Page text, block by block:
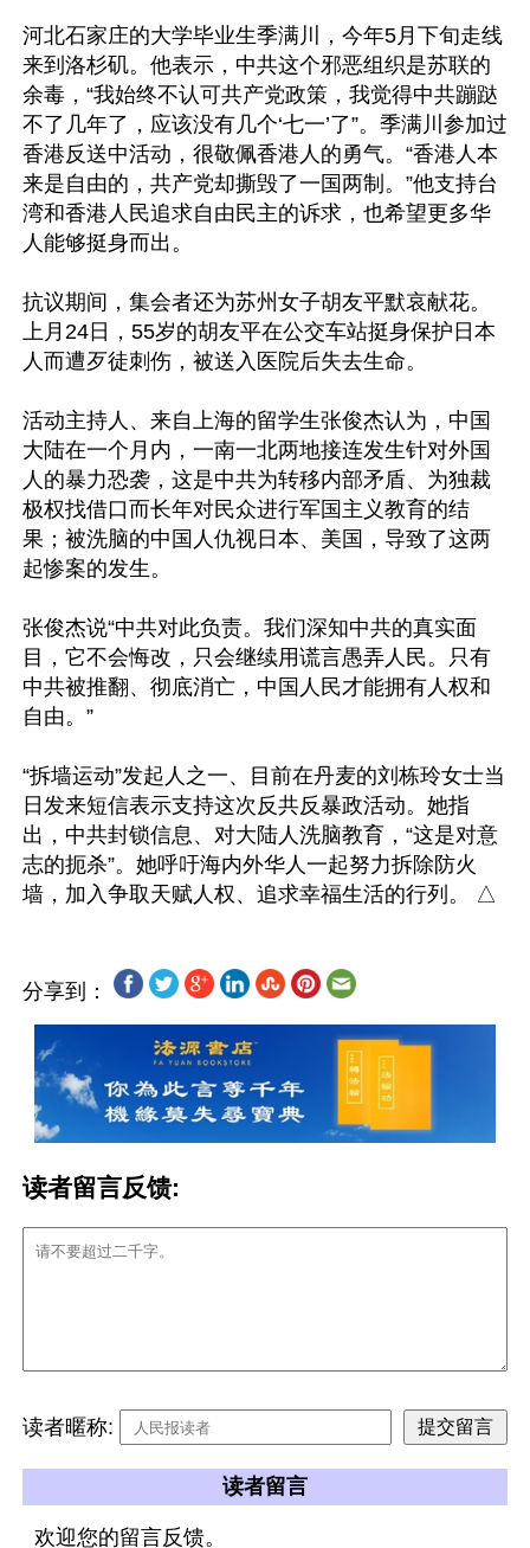
河北石家庄的大学毕业生季满川，今年5月下旬走线
来到洛杉矶。他表示，中共这个邪恶组织是苏联的
余毒，“我始终不认可共产党政策，我觉得中共蹦跶
不了几年了，应该没有几个‘七一’了”。季满川参加过
香港反送中活动，很敬佩香港人的勇气。“香港人本
来是自由的，共产党却撕毁了一国两制。”他支持台
湾和香港人民追求自由民主的诉求，也希望更多华
人能够挺身而出。
抗议期间，集会者还为苏州女子胡友平默哀献花。
上月24日，55岁的胡友平在公交车站挺身保护日本
人而遭歹徒刺伤，被送入医院后失去生命。
活动主持人、来自上海的留学生张俊杰认为，中国
大陆在一个月内，一南一北两地接连发生针对外国
人的暴力恐袭，这是中共为转移内部矛盾、为独裁
极权找借口而长年对民众进行军国主义教育的结
果；被洗脑的中国人仇视日本、美国，导致了这两
起惨案的发生。
张俊杰说“中共对此负责。我们深知中共的真实面
目，它不会悔改，只会继续用谎言愚弄人民。只有
中共被推翻、彻底消亡，中国人民才能拥有人权和
自由。”
“拆墙运动”发起人之一、目前在丹麦的刘栋玲女士当
日发来短信表示支持这次反共反暴政活动。她指
出，中共封锁信息、对大陆人洗脑教育，“这是对意
志的扼杀”。她呼吁海内外华人一起努力拆除防火
分享到：
读者留言反馈:
读者暱称:
读者留言
欢迎您的留言反馈。